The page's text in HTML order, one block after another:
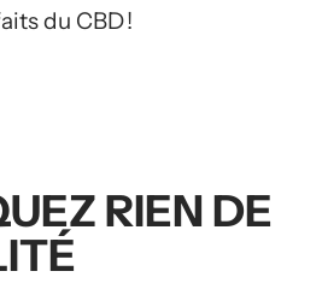
du CBD !
RIEN DE